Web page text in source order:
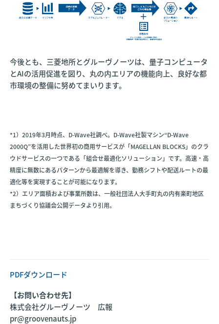
今後とも、三菱地所とグルーヴノーツは、量子コンピュータ
とAIの活用促進を図り、丸の内エリアの機能向上、良好な都
市環境の整備に努めてまいります。
*1）2019年3月時点、D-Wave社調べ。D-Wave社製マシン“D-Wave
2000Q”を活用した世界初の商用サービスが「MAGELLAN BLOCKS」のクラ
ウドサービスの一つである「組合せ最適化ソリューション」です。高速・高
精度に無数にあるパターンから最適解を導き、勤務シフトや配送ルートの最
適化等を実現することが可能になります。
*2）エリア面積および事業所数は、一般社団法人大手町丸の内有楽町地区
まちづくり協議会公開データより引用。
PDFダウンロード
【お問い合わせ先】
株式会社グルーヴノーツ 広報
pr@groovenauts.jp